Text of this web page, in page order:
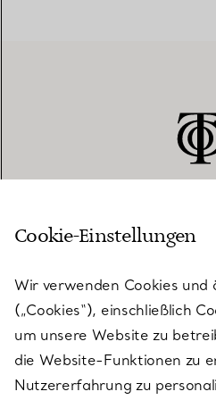
KUNDENSERVICE
SERVICES
ÜBER TIFFANY & CO.
Cookie-Einstellungen
Wir verwenden Cookies und
(„Cookies“), einschließlich
um unsere Website zu
die Website-Funktionen zu
Nutzererfahrung zu